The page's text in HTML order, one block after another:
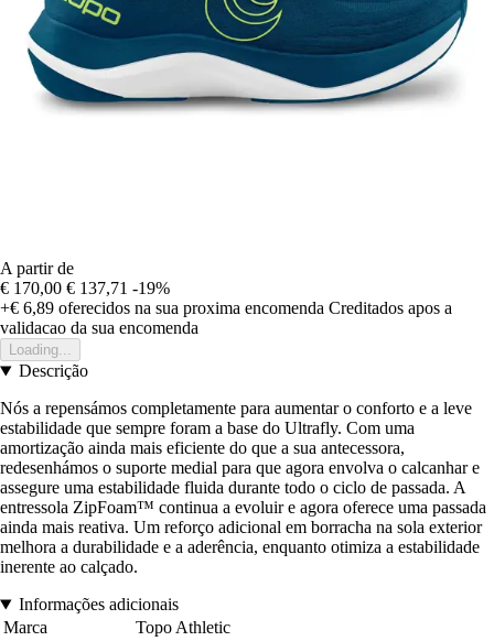
A partir de
€ 170,00 € 137,71 -19%
+€ 6,89 oferecidos na sua proxima encomenda Creditados apos a
validacao da sua encomenda
Loading...
Descrição
Nós a repensámos completamente para aumentar o conforto e a leve
estabilidade que sempre foram a base do Ultrafly. Com uma
amortização ainda mais eficiente do que a sua antecessora,
redesenhámos o suporte medial para que agora envolva o calcanhar e
assegure uma estabilidade fluida durante todo o ciclo de passada. A
entressola ZipFoam™ continua a evoluir e agora oferece uma passada
ainda mais reativa. Um reforço adicional em borracha na sola exterior
melhora a durabilidade e a aderência, enquanto otimiza a estabilidade
inerente ao calçado.
Informações adicionais
Marca
Topo Athletic